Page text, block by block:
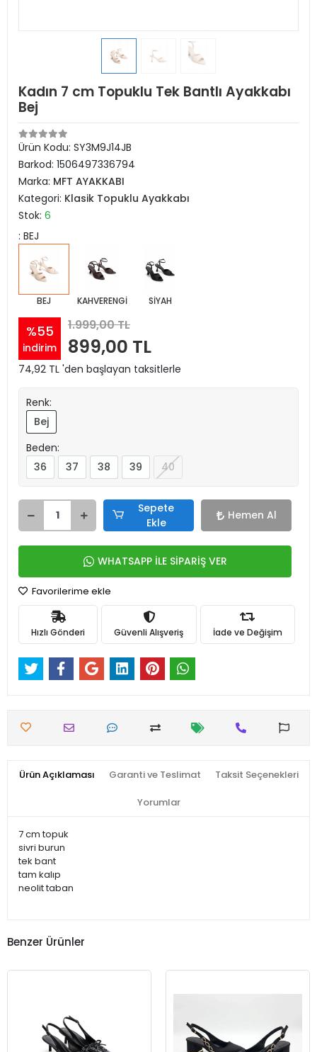
Kadın 7 cm Topuklu Tek Bantlı Ayakkabı
Bej
Ürün Kodu: SY3M9J14JB
Barkod: 1506497336794
Marka: MFT AYAKKABI
Kategori: Klasik Topuklu Ayakkabı
Stok: 6
: BEJ
BEJ KAHVERENGİ SİYAH
%55
indirim
1.999,00 TL
899,00 TL
74,92 TL 'den başlayan taksitlerle
Renk:
Bej
Beden:
36
37 38 39 40
Sepete
Ekle
Hemen Al
WHATSAPP İLE SİPARİŞ VER
Favorilerime ekle
Hızlı Gönderi Güvenli Alışveriş İade ve Değişim
Ürün Açıklaması Garanti ve Teslimat Taksit Seçenekleri
Yorumlar
7 cm topuk
sivri burun
tek bant
tam kalıp
neolit taban
Benzer Ürünler